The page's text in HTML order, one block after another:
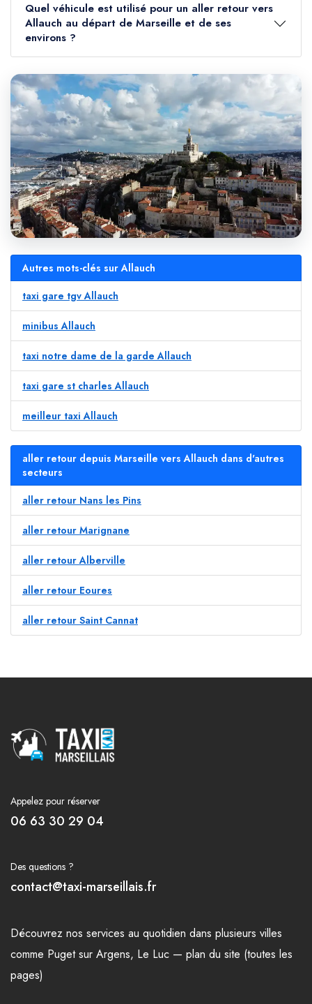
Quel véhicule est utilisé pour un aller retour vers
Allauch au départ de Marseille et de ses
environs ?
Autres mots-clés sur Allauch
taxi gare tgv Allauch
minibus Allauch
taxi notre dame de la garde Allauch
taxi gare st charles Allauch
meilleur taxi Allauch
aller retour depuis Marseille vers Allauch dans d'autres
secteurs
aller retour Nans les Pins
aller retour Marignane
aller retour Alberville
aller retour Eoures
aller retour Saint Cannat
Appelez pour réserver
06 63 30 29 04
Des questions ?
contact@taxi-marseillais.fr
Découvrez nos services au quotidien dans plusieurs villes
comme Puget sur Argens, Le Luc — plan du site (toutes les
pages)